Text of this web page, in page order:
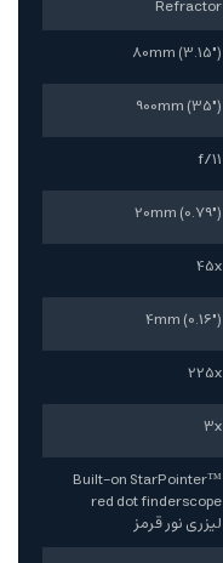
Refractor
80mm (3.15")
900mm (35")
f/11
20mm (0.79")
45x
4mm (0.16")
225x
3x
Built-on StarPointer™
red dot finderscope
لیزری نور قرمز